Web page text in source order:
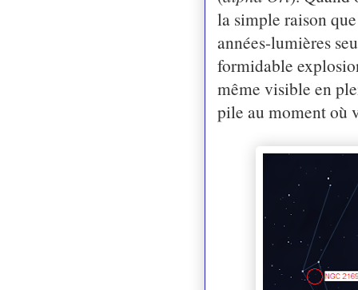
la simple raison
années-lumières
formidable
même visible en
pile au moment où